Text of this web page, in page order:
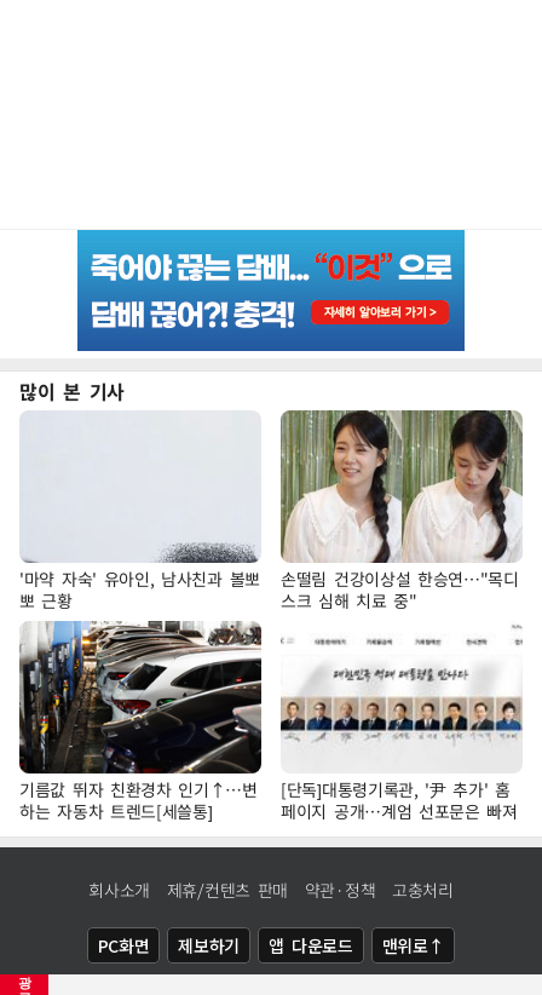
광
많이 본 기사
'마약 자숙' 유아인, 남사친과 볼뽀
뽀 근황
손떨림 건강이상설 한승연…"목디
스크 심해 치료 중"
기름값 뛰자 친환경차 인기↑…변
하는 자동차 트렌드[세쓸통]
[단독]대통령기록관, '尹 추가' 홈
페이지 공개…계엄 선포문은 빠져
회사소개 제휴/컨텐츠 판매 약관·정책 고충처리
PC화면 제보하기 앱 다운로드 맨위로↑